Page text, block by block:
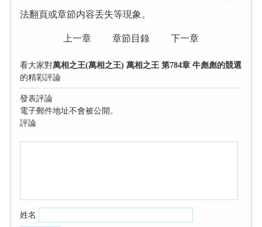
法翻頁或章節内容丢失等現象。
上一章 章節目錄 下一章
看大家對萬相之王(萬相之王) 萬相之王 第784章 牛彪彪的競選
的精彩評論
發表評論
電子郵件地址不會被公開。
評論
姓名